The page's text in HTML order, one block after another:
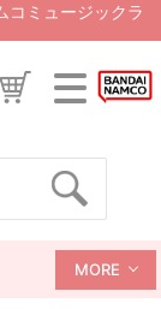
コミュージックラ
MORE